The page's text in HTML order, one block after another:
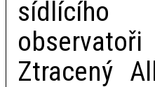
sídlícího
Ztracený